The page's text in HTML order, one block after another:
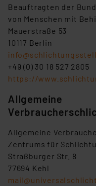
Beauftragten der
von Menschen mit
Mauerstraße 53
10117 Berlin
+49 (0) 30 18 527 2805
https://
Allgemeine
Allgemeine
Zentrums für
Straßburger Str. 8
77694 Kehl